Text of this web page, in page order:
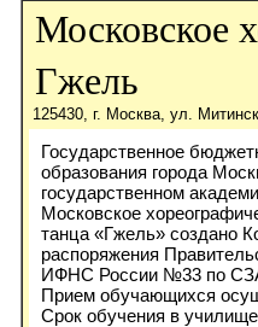
Московское
Гжель
125430, г. Москва, ул.
Государственное
образования города
государственном
Московское
танца «Гжель» создано
распоряжения
ИФНС России №33 по
Прием обучающихся
Срок обучения в